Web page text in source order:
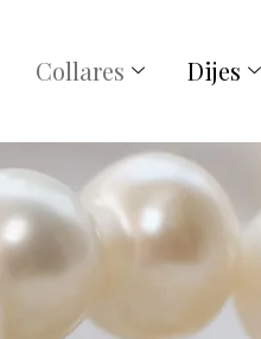
Collares Dijes